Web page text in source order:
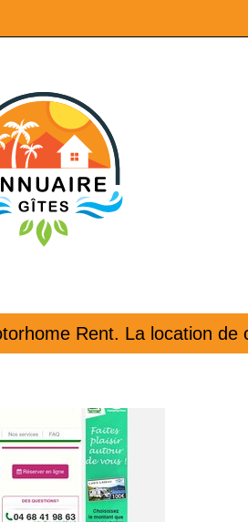
Rent. La location de